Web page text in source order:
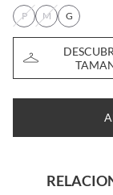
P
M G